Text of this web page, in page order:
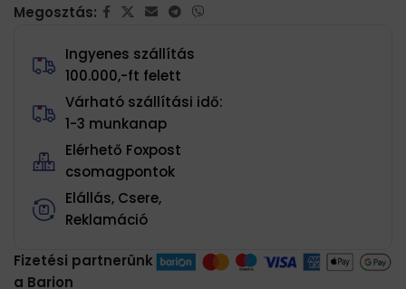
Megosztás:
Ingyenes szállítás
100.000,-ft felett
Várható szállítási idő:
1-3 munkanap
Elérhető Foxpost
csomagpontok
Elállás, Csere,
Reklamáció
Fizetési partnerünk
a Barion